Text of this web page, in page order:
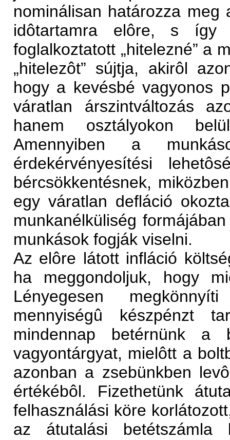
nominálisan határozza meg
idôtartamra elôre, s így
foglalkoztatott „hitelezné” a
„hitelezôt” sújtja, akirôl
hogy a kevésbé vagyonos
váratlan árszintváltozás
hanem osztályokon
Amennyiben a
érdekérvényesítési
bércsökkentésnek,
egy váratlan defláció
munkanélküliség
munkások fogják viselni.
Az elôre látott infláció
ha meggondoljuk, hogy
Lényegesen
mennyiségû készpénzt
mindennap betérnünk a
vagyontárgyat, mielôtt a
azonban a zsebünkben
értékébôl. Fizethetünk
felhasználási köre
az átutalási